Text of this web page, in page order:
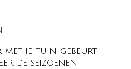
met je tuin gebeurt
de seizoenen